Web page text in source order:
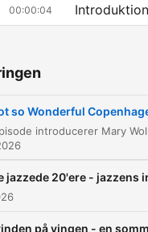
00:00:04
00:08:32
00:24:20
so Wonderful
jazzede 20'ere - jazzens
på vingen - en